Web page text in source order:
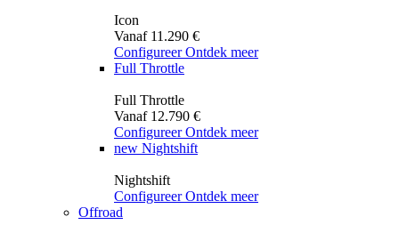
Icon
Vanaf 11.290 €
Configureer Ontdek meer
Full Throttle
Full Throttle
Vanaf 12.790 €
Configureer Ontdek meer
new Nightshift
Nightshift
Configureer Ontdek meer
Offroad